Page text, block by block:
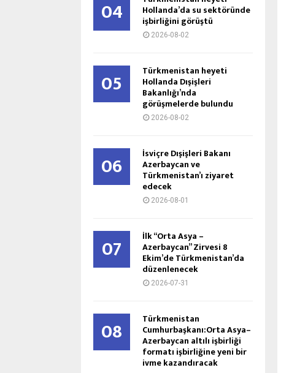
04 Hollanda’da su sektöründe
işbirliğini görüştü
2026-08-02
05 Türkmenistan heyeti
Hollanda Dışişleri
Bakanlığı’nda
görüşmelerde bulundu
2026-08-02
06 İsviçre Dışişleri Bakanı
Azerbaycan ve
Türkmenistan’ı ziyaret
edecek
2026-08-01
07 İlk “Orta Asya –
Azerbaycan” Zirvesi 8
Ekim’de Türkmenistan’da
düzenlenecek
2026-07-31
08 Türkmenistan
Cumhurbaşkanı:Orta Asya–
Azerbaycan altılı işbirliği
formatı işbirliğine yeni bir
ivme kazandıracak